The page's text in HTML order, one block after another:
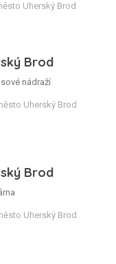
Uherský Brod
Brod
nádraží
Uherský Brod
Brod
Uherský Brod